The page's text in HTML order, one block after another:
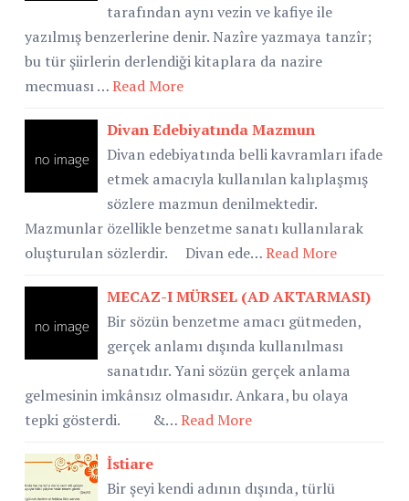
tarafından aynı vezin ve kafiye ile
yazılmış benzerlerine denir. Nazîre yazmaya tanzîr;
bu tür şiirlerin derlendiği kitaplara da nazire
mecmuası …Read More
Divan Edebiyatında Mazmun
Divan edebiyatında belli kavramları ifade
etmek amacıyla kullanılan kalıplaşmış
sözlere mazmun denilmektedir.
Mazmunlar özellikle benzetme sanatı kullanılarak
oluşturulan sözlerdir. Divan ede…Read More
MECAZ-I MÜRSEL (AD AKTARMASI)
Bir sözün benzetme amacı gütmeden,
gerçek anlamı dışında kullanılması
sanatıdır. Yani sözün gerçek anlama
gelmesinin imkânsız olmasıdır. Ankara, bu olaya
tepki gösterdi. &…Read More
İstiare
Bir şeyi kendi adının dışında, türlü